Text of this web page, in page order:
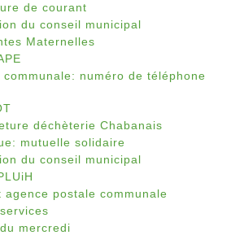
de courant
du conseil municipal
Maternelles
numéro de téléphone
déchèterie Chabanais
mutuelle solidaire
du conseil municipal
agence postale communale
mercredi